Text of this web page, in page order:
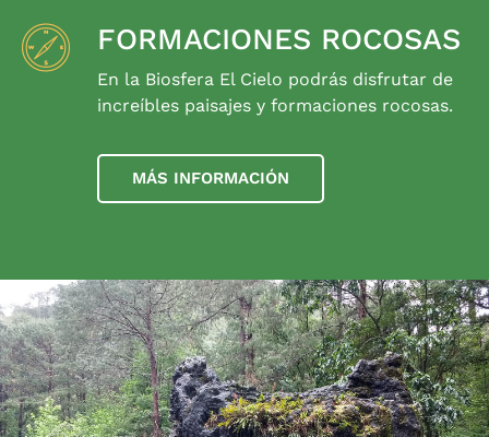
FORMACIONES ROCOSAS
En la Biosfera El Cielo podrás disfrutar de
increíbles paisajes y formaciones rocosas.
MÁS INFORMACIÓN